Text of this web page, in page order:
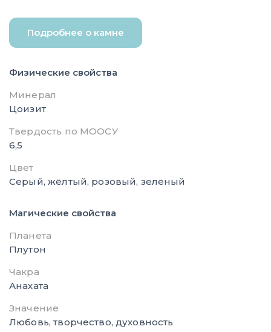
Подробнее о камне
Физические свойства
Минерал
Цоизит
Твердость по МООСУ
6,5
Цвет
Серый, жёлтый, розовый, зелёный
Магические свойства
Планета
Плутон
Чакра
Анахата
Значение
Любовь, творчество, духовность